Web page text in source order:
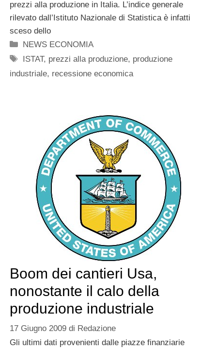
prezzi alla produzione in Italia. L’indice generale
rilevato dall’Istituto Nazionale di Statistica è infatti
sceso dello
Categorie
NEWS ECONOMIA
Tag
ISTAT, prezzi alla produzione, produzione
industriale, recessione economica
Boom dei cantieri Usa,
nonostante il calo della
produzione industriale
17 Giugno 2009 di Redazione
Gli ultimi dati provenienti dalle piazze finanziarie